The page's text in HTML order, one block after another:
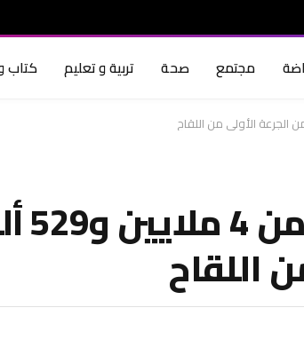
مجتمع صحة تربية و تعليم كتاب
703
اللقاح